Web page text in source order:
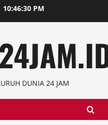
10:46:31 PM
DUNIA 24 JAM